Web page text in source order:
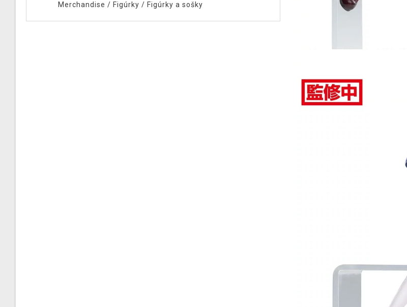
Merchandise / Figúrky / Figúrky a sošky